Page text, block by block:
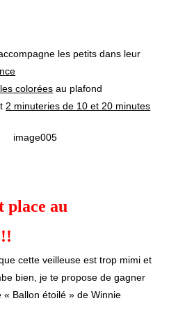
les petits dans leur
colorées au plafond
2 minuteries de 10 et 20 minutes
place au
cette veilleuse est trop mimi et
bien, je te propose de gagner
« Ballon étoilé » de Winnie